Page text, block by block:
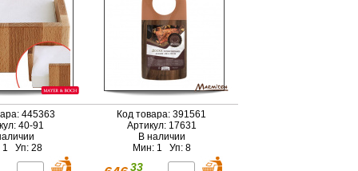
445363
40-91
1 Уп: 28
Код товара: 391561
Артикул: 17631
В наличии
Мин: 1 Уп: 8
33